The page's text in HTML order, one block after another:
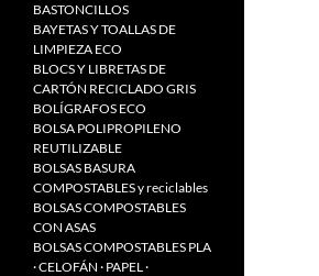
BASTONCILLOS
BAYETAS Y TOALLAS DE
LIMPIEZA ECO
BLOCS Y LIBRETAS DE
CARTÓN RECICLADO GRIS
BOLÍGRAFOS ECO
BOLSA POLIPROPILENO
REUTILIZABLE
BOLSAS BASURA
COMPOSTABLES y reciclables
BOLSAS COMPOSTABLES
CON ASAS
BOLSAS COMPOSTABLES PLA
· CELOFÁN · PAPEL ·